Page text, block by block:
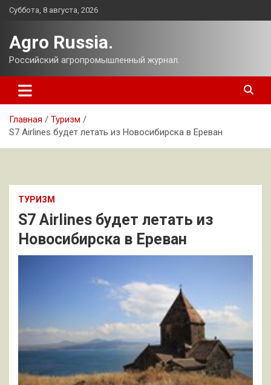
Перейти
Суббота, 8 августа, 2026
Agro Russia.
Российский агропромышленный журнал.
Главная
Туризм
S7 Airlines будет летать из Новосибирска в Ереван
ТУРИЗМ
S7 Airlines будет летать из
Новосибирска в Ереван